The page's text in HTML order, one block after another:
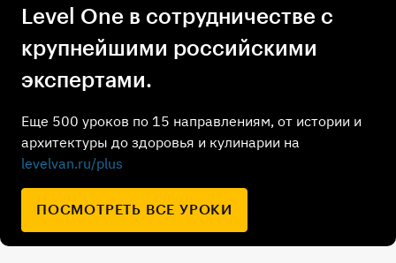
Level One в сотрудничестве с
крупнейшими российскими
экспертами.
Еще 500 уроков по 15 направлениям, от истории и
архитектуры до здоровья и кулинарии на
levelvan.ru/plus
ПОСМОТРЕТЬ ВСЕ УРОКИ